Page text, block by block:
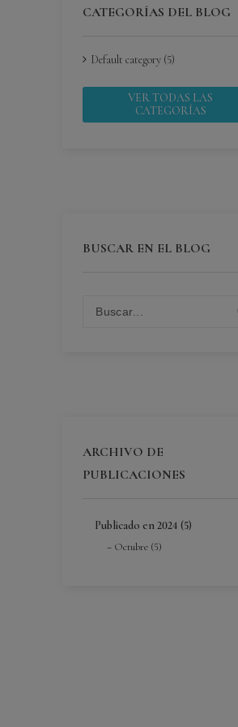
CATEGORÍAS DEL BLOG
Default category (5)
VER TODAS LAS
CATEGORÍAS
BUSCAR EN EL BLOG
ARCHIVO DE
PUBLICACIONES
Publicado en 2024 (5)
Octubre (5)